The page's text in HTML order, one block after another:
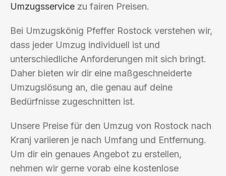
Umzugsservice zu fairen Preisen.
Bei Umzugskönig Pfeffer Rostock verstehen wir,
dass jeder Umzug individuell ist und
unterschiedliche Anforderungen mit sich bringt.
Daher bieten wir dir eine maßgeschneiderte
Umzugslösung an, die genau auf deine
Bedürfnisse zugeschnitten ist.
Unsere Preise für den Umzug von Rostock nach
Kranj variieren je nach Umfang und Entfernung.
Um dir ein genaues Angebot zu erstellen,
nehmen wir gerne vorab eine kostenlose